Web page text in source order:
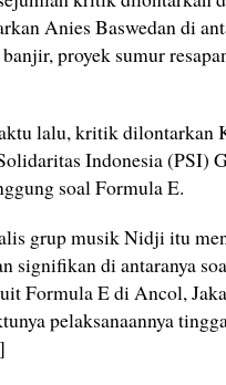
Anies Baswedan di
proyek sumur
lalu, kritik dilontarkan
Indonesia (PSI)
soal Formula E.
grup musik Nidji itu
signifikan di antaranya
Formula E di Ancol,
pelaksanaannya